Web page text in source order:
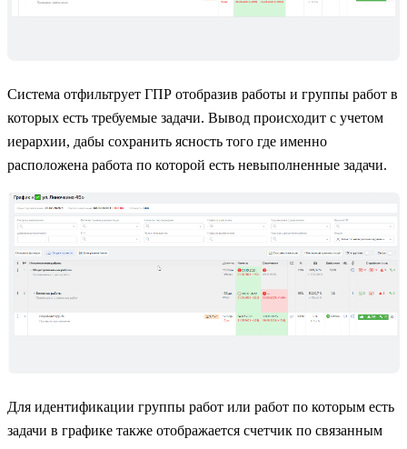
Система отфильтрует ГПР отобразив работы и группы работ в
которых есть требуемые задачи. Вывод происходит с учетом
иерархии, дабы сохранить ясность того где именно
расположена работа по которой есть невыполненные задачи.
Для идентификации группы работ или работ по которым есть
задачи в графике также отображается счетчик по связанным